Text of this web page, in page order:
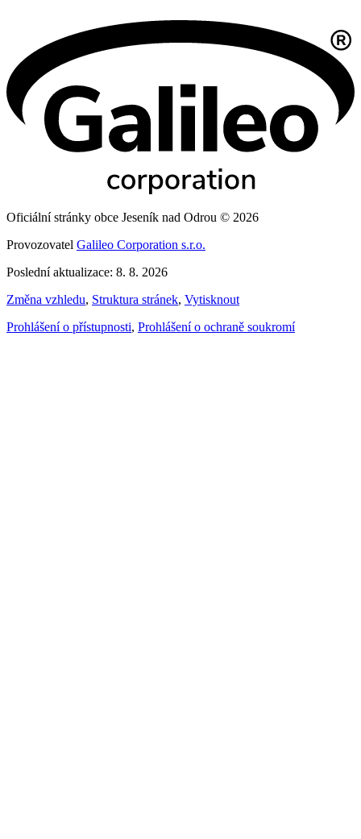
Oficiální stránky obce Jeseník nad Odrou © 2026
Provozovatel Galileo Corporation s.r.o.
Poslední aktualizace: 8. 8. 2026
Změna vzhledu, Struktura stránek, Vytisknout
Prohlášení o přístupnosti, Prohlášení o ochraně soukromí